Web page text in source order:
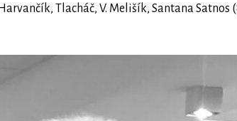
Tlacháč, V. Melišík, Santana Satnos